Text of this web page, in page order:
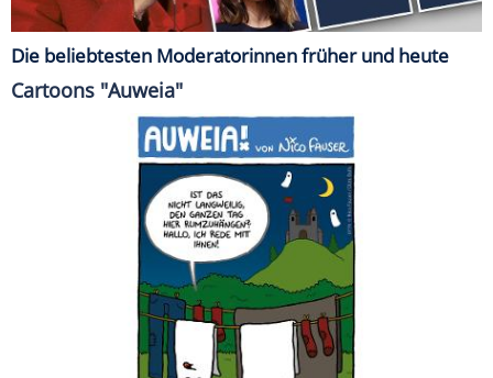
Die beliebtesten Moderatorinnen früher und heute
Cartoons "Auweia"